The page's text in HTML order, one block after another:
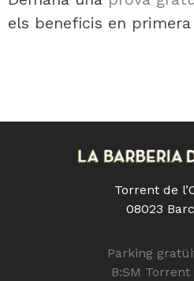
els beneficis en primera
Torrent de
08023
Parking
B:SM Torrent